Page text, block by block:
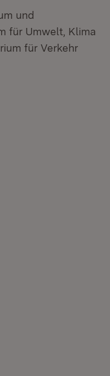
und
für Umwelt, Klima
für Verkehr